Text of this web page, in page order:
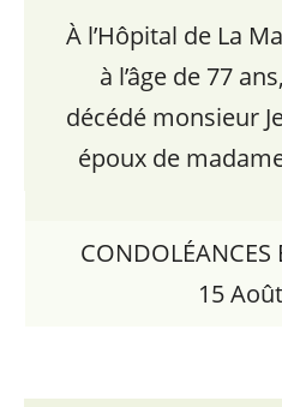
À l’Hôpital de La
à l’âge de 77
décédé monsieur
époux de
CONDOLÉANCES
15